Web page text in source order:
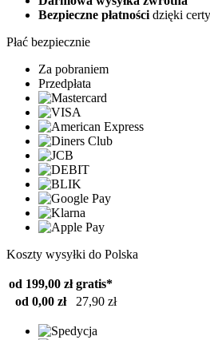
Bezpieczne płatności dzięki
Płać bezpiecznie
Za pobraniem
Przedpłata
Koszty wysyłki do Polska
od 199,00 zł gratis*
od 0,00 zł
27,90 zł